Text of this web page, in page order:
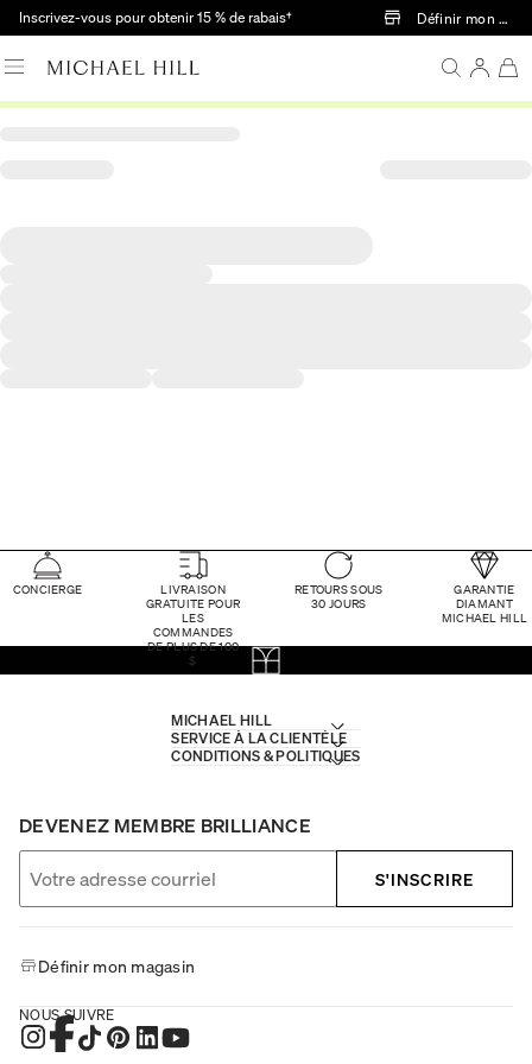
Passer au contenu principal
Inscrivez-vous pour obtenir 15 % de rabais† Définir mon
CONCIERGE
LIVRAISON
GRATUITE POUR
LES
COMMANDES
DE PLUS DE 100
$
RETOURS SOUS
30 JOURS
GARANTIE
DIAMANT
MICHAEL HILL
MICHAEL HILL
SERVICE À LA CLIENTÈLE
CONDITIONS & POLITIQUES
DEVENEZ MEMBRE BRILLIANCE
S'INSCRIRE
Définir mon magasin
NOUS SUIVRE